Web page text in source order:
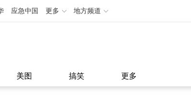
应急中国 更多 地方频道
美图 搞笑 更多